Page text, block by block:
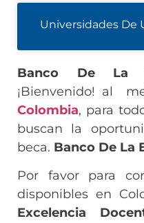
Universidades De
Banco De La
¡Bienvenido! al
Colombia, para
buscan la
beca. Banco De La
Por favor para
disponibles en
Excelencia